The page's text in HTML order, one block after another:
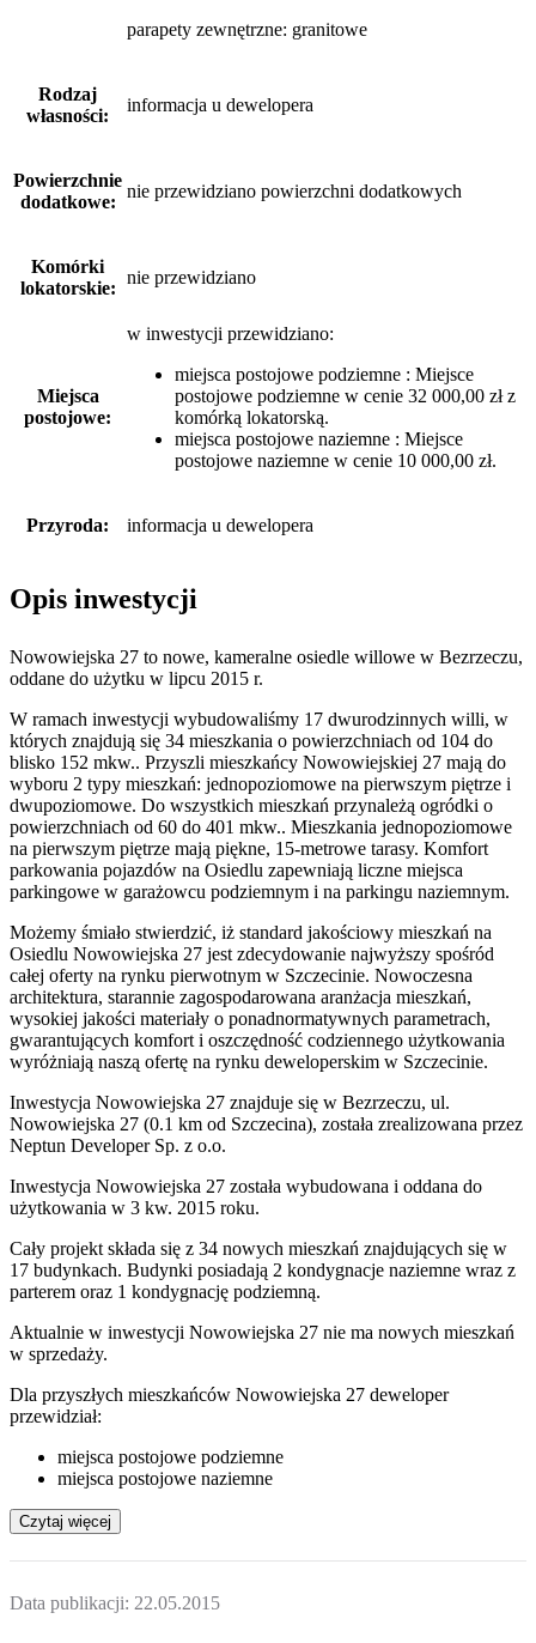
parapety zewnętrzne: granitowe
Rodzaj
własności:
informacja u dewelopera
Powierzchnie
dodatkowe:
nie przewidziano powierzchni dodatkowych
Komórki
lokatorskie:
nie przewidziano
Miejsca
postojowe:
w inwestycji przewidziano:
miejsca postojowe podziemne : Miejsce
postojowe podziemne w cenie 32 000,00 zł z
komórką lokatorską.
miejsca postojowe naziemne : Miejsce
postojowe naziemne w cenie 10 000,00 zł.
Przyroda: informacja u dewelopera
Opis inwestycji
Nowowiejska 27 to nowe, kameralne osiedle willowe w Bezrzeczu,
oddane do użytku w lipcu 2015 r.
W ramach inwestycji wybudowaliśmy 17 dwurodzinnych willi, w
których znajdują się 34 mieszkania o powierzchniach od 104 do
blisko 152 mkw.. Przyszli mieszkańcy Nowowiejskiej 27 mają do
wyboru 2 typy mieszkań: jednopoziomowe na pierwszym piętrze i
dwupoziomowe. Do wszystkich mieszkań przynależą ogródki o
powierzchniach od 60 do 401 mkw.. Mieszkania jednopoziomowe
na pierwszym piętrze mają piękne, 15-metrowe tarasy. Komfort
parkowania pojazdów na Osiedlu zapewniają liczne miejsca
parkingowe w garażowcu podziemnym i na parkingu naziemnym.
Możemy śmiało stwierdzić, iż standard jakościowy mieszkań na
Osiedlu Nowowiejska 27 jest zdecydowanie najwyższy spośród
całej oferty na rynku pierwotnym w Szczecinie. Nowoczesna
architektura, starannie zagospodarowana aranżacja mieszkań,
wysokiej jakości materiały o ponadnormatywnych parametrach,
gwarantujących komfort i oszczędność codziennego użytkowania
wyróżniają naszą ofertę na rynku deweloperskim w Szczecinie.
Inwestycja Nowowiejska 27 znajduje się w Bezrzeczu, ul.
Nowowiejska 27 (0.1 km od Szczecina), została zrealizowana przez
Neptun Developer Sp. z o.o.
Inwestycja Nowowiejska 27 została wybudowana i oddana do
użytkowania w 3 kw. 2015 roku.
Cały projekt składa się z 34 nowych mieszkań znajdujących się w
17 budynkach. Budynki posiadają 2 kondygnacje naziemne wraz z
parterem oraz 1 kondygnację podziemną.
Aktualnie w inwestycji Nowowiejska 27 nie ma nowych mieszkań
w sprzedaży.
Dla przyszłych mieszkańców Nowowiejska 27 deweloper
przewidział:
miejsca postojowe podziemne
miejsca postojowe naziemne
Czytaj więcej
Data publikacji: 22.05.2015